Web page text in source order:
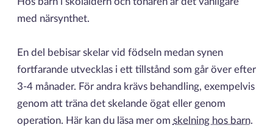
med närsynthet.
En del bebisar skelar vid födseln medan synen
fortfarande utvecklas i ett tillstånd som går över efter
3-4 månader. För andra krävs behandling, exempelvis
genom att träna det skelande ögat eller genom
operation. Här kan du läsa mer om skelning hos barn.